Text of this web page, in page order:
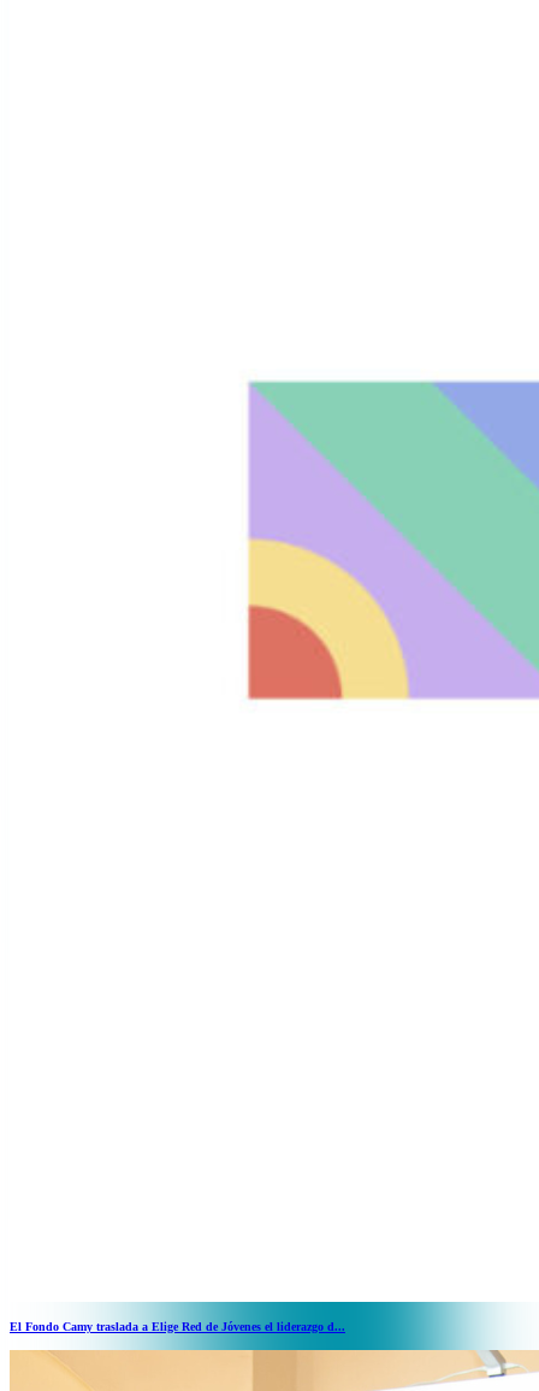
El Fondo Camy traslada a Elige Red de Jóvenes el liderazgo d...